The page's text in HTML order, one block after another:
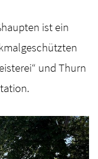
ist ein
und Thurn